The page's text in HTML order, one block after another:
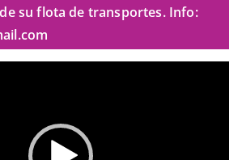
su flota de transportes. Info: